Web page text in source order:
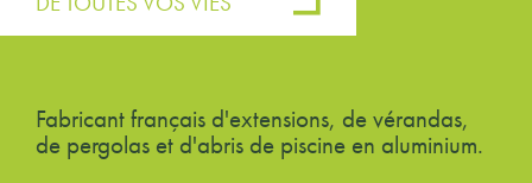
Fabricant français d'extensions, de vérandas,
de pergolas et d'abris de piscine en aluminium.